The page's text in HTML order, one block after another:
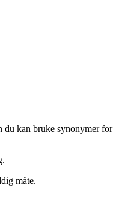
du kan bruke synonymer for
måte.